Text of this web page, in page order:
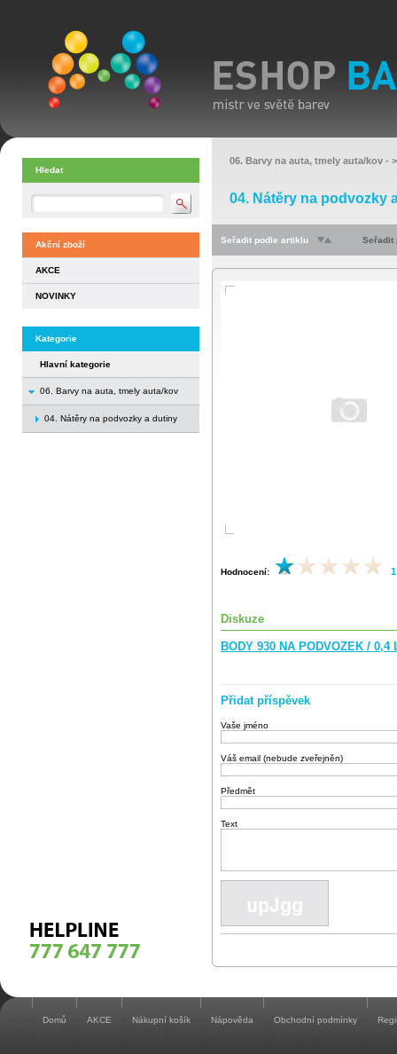
Hledat
Akční zboží
AKCE
NOVINKY
Kategorie
Hlavní kategorie
06. Barvy na auta, tmely auta/kov
04. Nátěry na podvozky a dutiny
06. Barvy na auta, tmely auta/kov -
04. Nátěry na podvozky
Seřadit podle artiklu Seřadit
Hodnocení:
Diskuze
BODY 930 NA PODVOZEK / 0,4
Přidat příspěvek
Vaše jméno
Váš email (nebude zveřejněn)
Předmět
Text
Domů AKCE Nákupní košík Nápověda Obchodní podmínky